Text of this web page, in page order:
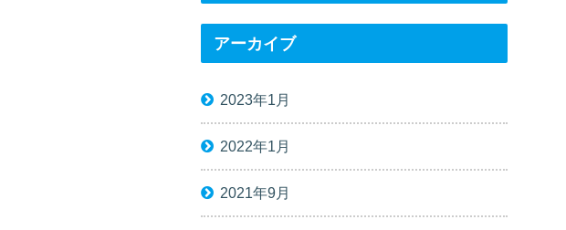
アーカイブ
2023年1月
2022年1月
2021年9月